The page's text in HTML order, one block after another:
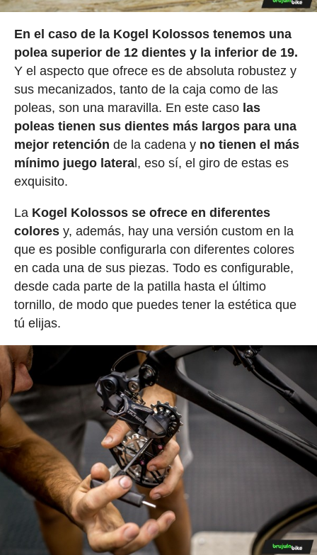
En el caso de la Kogel Kolossos tenemos una
polea superior de 12 dientes y la inferior de 19.
Y el aspecto que ofrece es de absoluta robustez y
sus mecanizados, tanto de la caja como de las
poleas, son una maravilla. En este caso las
poleas tienen sus dientes más largos para una
mejor retención de la cadena y no tienen el más
mínimo juego lateral, eso sí, el giro de estas es
exquisito.
La Kogel Kolossos se ofrece en diferentes
coloresy, además, hay una versión custom en la
que es posible configurarla con diferentes colores
en cada una de sus piezas. Todo es configurable,
desde cada parte de la patilla hasta el último
tornillo, de modo que puedes tener la estética que
tú elijas.